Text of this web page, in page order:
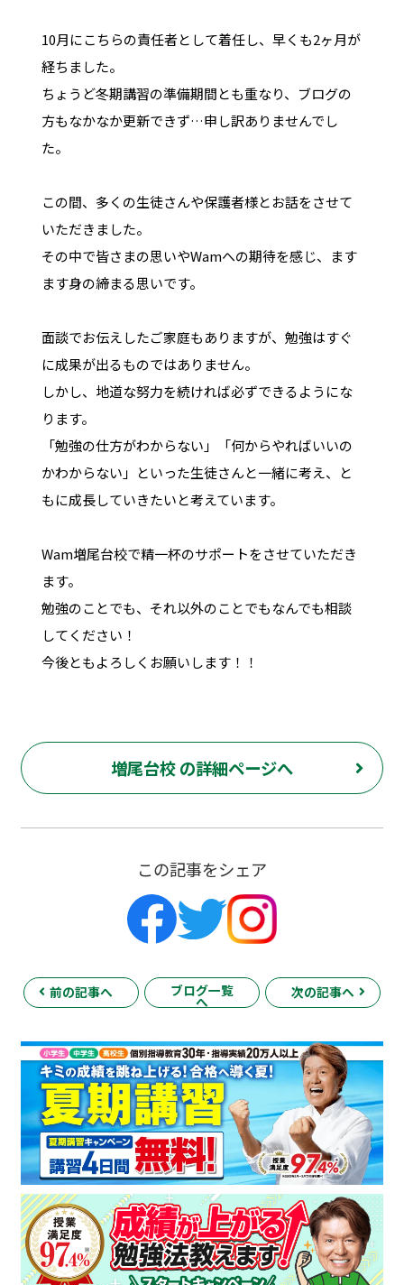
10月にこちらの責任者として着任し、早くも2ヶ月が
経ちました。
ちょうど冬期講習の準備期間とも重なり、ブログの
方もなかなか更新できず…申し訳ありませんでし
た。
この間、多くの生徒さんや保護者様とお話をさせて
いただきました。
その中で皆さまの思いやWamへの期待を感じ、ます
ます身の締まる思いです。
面談でお伝えしたご家庭もありますが、勉強はすぐ
に成果が出るものではありません。
しかし、地道な努力を続ければ必ずできるようにな
ります。
「勉強の仕方がわからない」「何からやればいいの
かわからない」といった生徒さんと一緒に考え、と
もに成長していきたいと考えています。
Wam増尾台校で精一杯のサポートをさせていただき
ます。
勉強のことでも、それ以外のことでもなんでも相談
してください！
今後ともよろしくお願いします！！
増尾台校 の詳細ページへ
この記事をシェア
前の記事へ ブログ一覧
へ
次の記事へ